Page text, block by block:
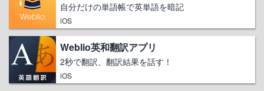
自分だけの単語帳で英単語を暗記
iOS
Weblio英和翻訳アプリ
2秒で翻訳、翻訳結果を話す！
iOS